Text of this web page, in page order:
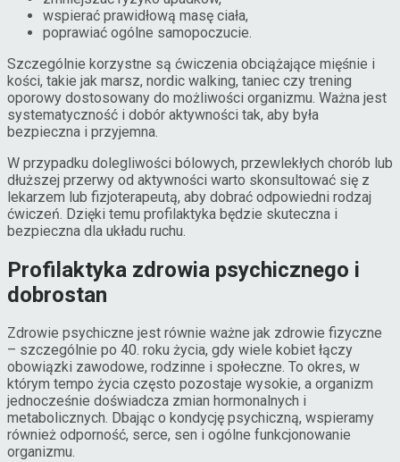
wspierać prawidłową masę ciała,
poprawiać ogólne samopoczucie.
Szczególnie korzystne są ćwiczenia obciążające mięśnie i
kości, takie jak marsz, nordic walking, taniec czy trening
oporowy dostosowany do możliwości organizmu. Ważna jest
systematyczność i dobór aktywności tak, aby była
bezpieczna i przyjemna.
W przypadku dolegliwości bólowych, przewlekłych chorób lub
dłuższej przerwy od aktywności warto skonsultować się z
lekarzem lub fizjoterapeutą, aby dobrać odpowiedni rodzaj
ćwiczeń. Dzięki temu profilaktyka będzie skuteczna i
bezpieczna dla układu ruchu.
Profilaktyka zdrowia psychicznego i
dobrostan
Zdrowie psychiczne jest równie ważne jak zdrowie fizyczne
– szczególnie po 40. roku życia, gdy wiele kobiet łączy
obowiązki zawodowe, rodzinne i społeczne. To okres, w
którym tempo życia często pozostaje wysokie, a organizm
jednocześnie doświadcza zmian hormonalnych i
metabolicznych. Dbając o kondycję psychiczną, wspieramy
również odporność, serce, sen i ogólne funkcjonowanie
organizmu.